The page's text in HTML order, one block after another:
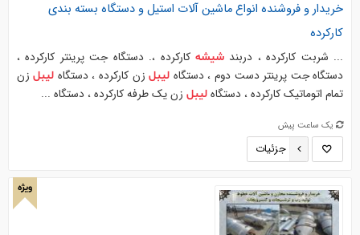
خریدار و فروشنده انواع ماشین آلات استیل و دستگاه بسته بندی
کارکرده
... شربت کارکرده ، دربندشیشه کارکرده ،. دستگاه جت پرینتر کارکرده ،
دستگاه جت پرینتر دست دوم ، دستگاه لیبلزن کارکرده ، دستگاه لیبلزن
تمام اتوماتیک کارکرده ، دستگاه لیبلزن یک طرفه کارکرده ، دستگاه ...
یک ساعت پیش
جزئیات
ویژه